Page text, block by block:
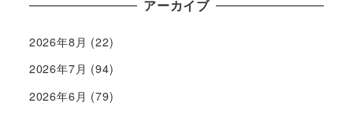
アーカイブ
2026年8月 (22)
2026年7月 (94)
2026年6月 (79)